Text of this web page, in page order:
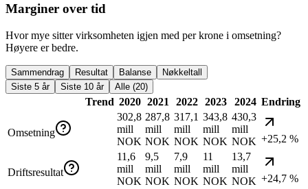
Marginer over tid
Hvor mye sitter virksomheten igjen med per krone i omsetning?
Høyere er bedre.
Sammendrag Resultat Balanse
Nøkkeltall
Siste 5 år
Siste 10 år Alle (20)
Trend 2020 2021 2022 2023 2024 Endring
Omsetning
302,8
mill
NOK
287,8
mill
NOK
317,1
mill
NOK
343,8
mill
NOK
430,3
mill
NOK +25,2 %
Driftsresultat
11,6
mill
NOK
9,5
mill
NOK
7,9
mill
NOK
11
mill
NOK
13,7
mill
NOK +24,7 %